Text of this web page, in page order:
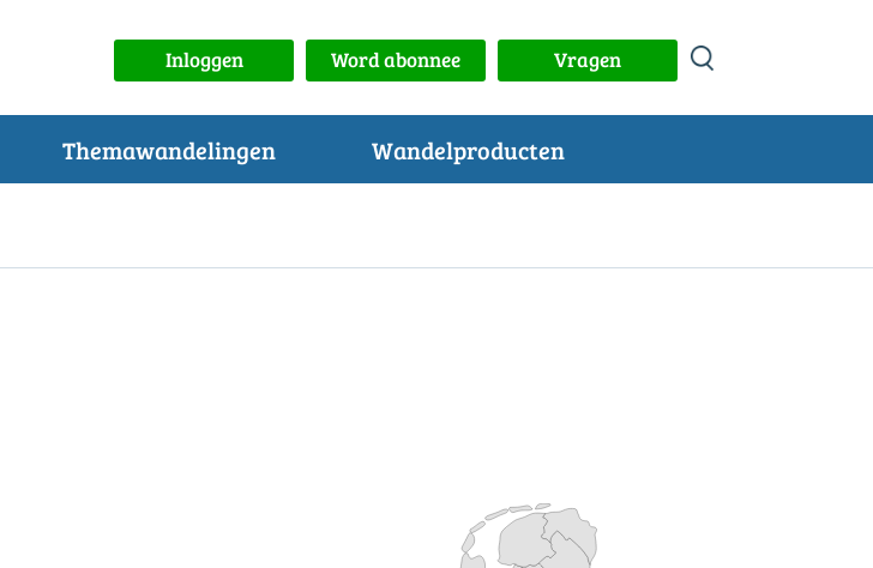
Inloggen Word abonnee Vragen
Themawandelingen Wandelproducten